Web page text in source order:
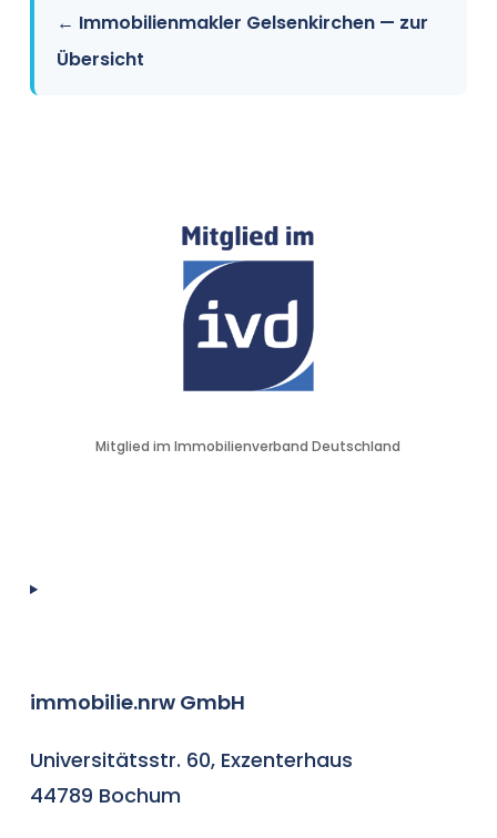
← Immobilienmakler Gelsenkirchen — zur
Übersicht
Mitglied im Immobilienverband Deutschland
immobilie.nrw GmbH
Universitätsstr. 60, Exzenterhaus
44789 Bochum